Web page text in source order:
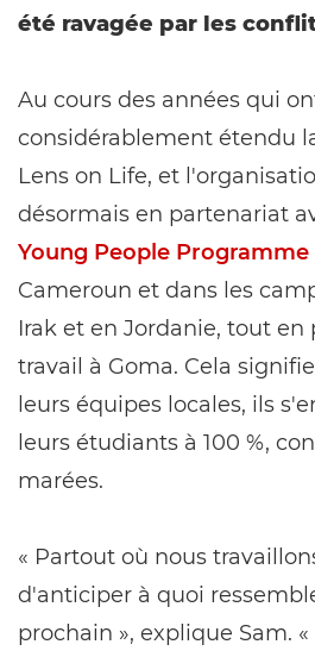
été ravagée par les
Au cours des années qui
considérablement étendu
Lens on Life, et
désormais en partenariat
Young People Programme
Cameroun et dans les
Irak et en Jordanie, tout en
travail à Goma. Cela
leurs équipes locales, ils
leurs étudiants à 100 %,
marées.
« Partout où nous
d'anticiper à quoi
prochain », explique Sam.